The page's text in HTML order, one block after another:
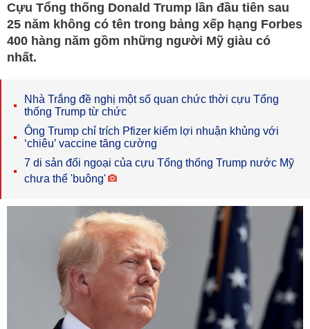
Cựu Tổng thống Donald Trump lần đầu tiên sau
25 năm không có tên trong bảng xếp hạng Forbes
400 hàng năm gồm những người Mỹ giàu có
nhất.
Nhà Trắng đề nghị một số quan chức thời cựu Tổng
thống Trump từ chức
Ông Trump chỉ trích Pfizer kiếm lợi nhuận khủng với
‘chiêu’ vaccine tăng cường
7 di sản đối ngoại của cựu Tổng thống Trump nước Mỹ
chưa thể 'buông'